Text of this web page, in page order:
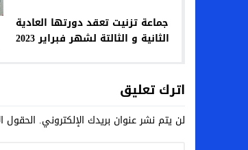
جماعة تزنيت تعقد دورتها العادية
الثانية و الثالتة لشهر فبراير 2023
اترك تعليق
لن يتم نشر عنوان بريدك الإلكتروني. الحقول